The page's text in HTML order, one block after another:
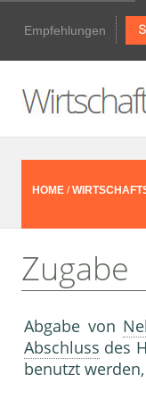
Empfehlungen
HOME /
Zugabe
Abgabe von
Abschluss des
benutzt werden,